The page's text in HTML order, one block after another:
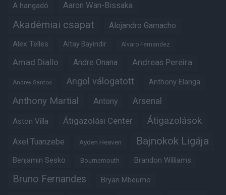
A hangadó Aaron Wan-Bissaka
Akadémiai csapat Alejandro Garnacho
Alex Telles Altay Bayindir Alvaro Fernandez
Amad Diallo Andre Onana Andreas Pereira
Andrey Santos Angol válogatott Anthony Elanga
Anthony Martial Antony Arsenal
Aston Villa Átigazolási Center Átigazolások
Axel Tuanzebe Ayden Heaven Bajnokok Ligája
Benjamin Sesko Bournemouth Brandon Williams
Bruno Fernandes Bryan Mbeumo